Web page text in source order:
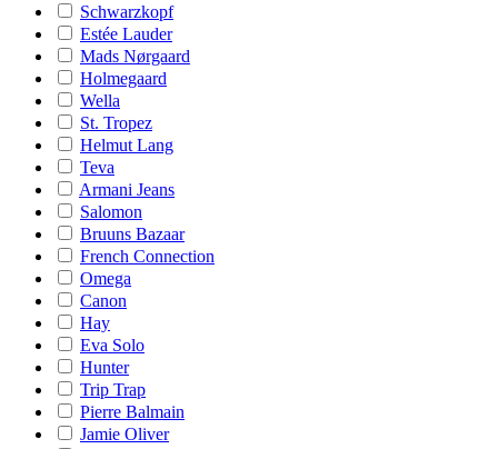
Schwarzkopf
Estée Lauder
Mads Nørgaard
Holmegaard
Wella
St. Tropez
Helmut Lang
Teva
Armani Jeans
Salomon
Bruuns Bazaar
French Connection
Omega
Canon
Hay
Eva Solo
Hunter
Trip Trap
Pierre Balmain
Jamie Oliver